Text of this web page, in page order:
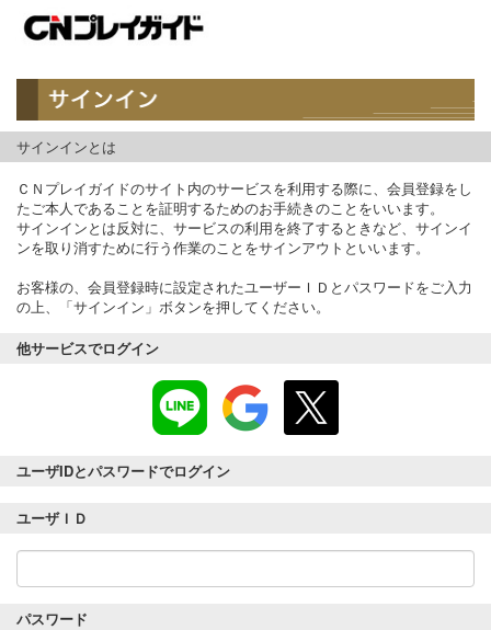
サインインとは
ＣＮプレイガイドのサイト内のサービスを利用する際に、会員登録をし
たご本人であることを証明するためのお手続きのことをいいます。
サインインとは反対に、サービスの利用を終了するときなど、サインイ
ンを取り消すために行う作業のことをサインアウトといいます。
お客様の、会員登録時に設定されたユーザーＩＤとパスワードをご入力
の上、「サインイン」ボタンを押してください。
他サービスでログイン
ユーザIDとパスワードでログイン
ユーザＩＤ
パスワード